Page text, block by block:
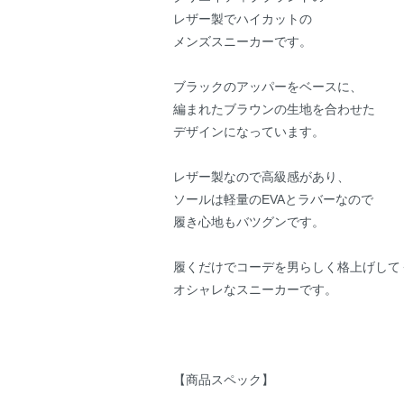
レザー製でハイカットの
メンズスニーカーです。
ブラックのアッパーをベースに、
編まれたブラウンの生地を合わせた
デザインになっています。
レザー製なので高級感があり、
ソールは軽量のEVAとラバーなので
履き心地もバツグンです。
履くだけでコーデを男らしく格上げして
オシャレなスニーカーです。
【商品スペック】